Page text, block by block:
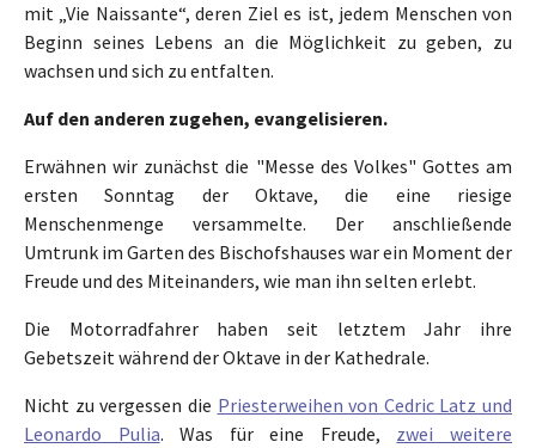
mit „Vie Naissante“, deren Ziel es ist, jedem Menschen von
Beginn seines Lebens an die Möglichkeit zu geben, zu
wachsen und sich zu entfalten.
Auf den anderen zugehen, evangelisieren.
Erwähnen wir zunächst die "Messe des Volkes" Gottes am
ersten Sonntag der Oktave, die eine riesige
Menschenmenge versammelte. Der anschließende
Umtrunk im Garten des Bischofshauses war ein Moment der
Freude und des Miteinanders, wie man ihn selten erlebt.
Die Motorradfahrer haben seit letztem Jahr ihre
Gebetszeit während der Oktave in der Kathedrale.
Nicht zu vergessen die Priesterweihen von Cedric Latz und
Leonardo Pulia. Was für eine Freude, zwei weitere